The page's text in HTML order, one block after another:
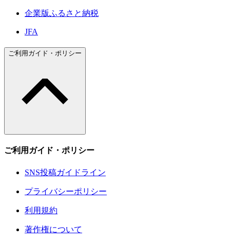
企業版ふるさと納税
JFA
ご利用ガイド・ポリシー
ご利用ガイド・ポリシー
SNS投稿ガイドライン
プライバシーポリシー
利用規約
著作権について